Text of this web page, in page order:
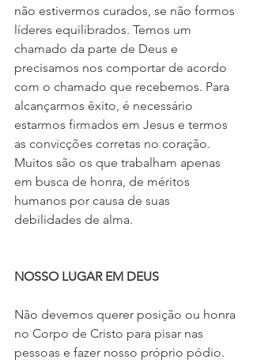
não estivermos curados, se não formos
líderes equilibrados. Temos um
chamado da parte de Deus e
precisamos nos comportar de acordo
com o chamado que recebemos. Para
alcançarmos êxito, é necessário
estarmos firmados em Jesus e termos
as convicções corretas no coração.
Muitos são os que trabalham apenas
em busca de honra, de méritos
humanos por causa de suas
debilidades de alma.
NOSSO LUGAR EM DEUS
Não devemos querer posição ou honra
no Corpo de Cristo para pisar nas
pessoas e fazer nosso próprio pódio.